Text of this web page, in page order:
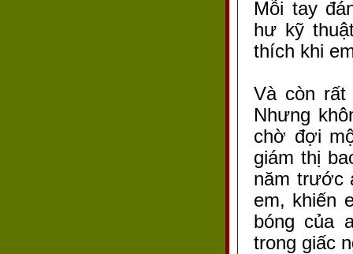
Mỗi tay
hư kỹ
thích khi
Và còn rất
Nhưng
chờ đợi
giám thị
năm trước
em, khiến
bóng của
trong giấc